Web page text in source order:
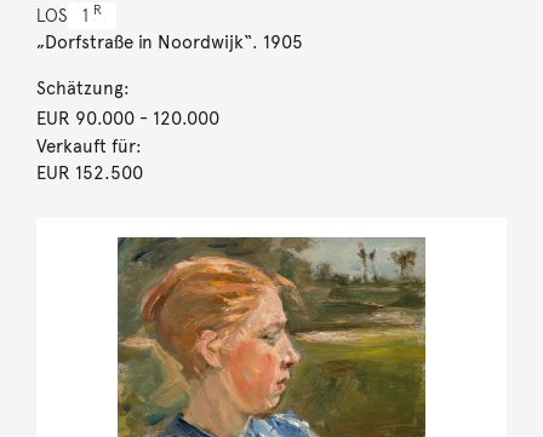
LOS 1 R
„Dorfstraße in Noordwijk“. 1905
Schätzung:
EUR 90.000- 120.000
Verkauft für:
EUR 152.500